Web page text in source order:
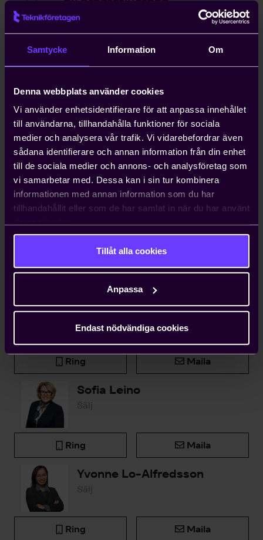
Samtycke Information Om
Denna webbplats använder cookies
Vi använder enhetsidentifierare för att anpassa innehållet
till användarna, tillhandahålla funktioner för sociala
medier och analysera vår trafik. Vi vidarebefordrar även
sådana identifierare och annan information från din enhet
till de sociala medier och annons- och analysföretag som
vi samarbetar med. Dessa kan i sin tur kombinera
informationen med annan information som du har
tillhandahållit eller som de har samlat in när du har använt
Tillåt alla cookies
Anpassa
Endast nödvändiga cookies
Kompetensförsörjning är ett växande
problem för entreprenörer, och att
anställa icke-EU-medborgare kan ta upp
Hjälp med att driva viktiga
näringspolitiska frågor
Vi bedriver påverkans- och
opinionsarbete i Sverige och EU för att
ta tillvara våra medlemmars intressen.
Genom oss har du möjlighet att påverka
beslut som du som enskilt företag i
Kontakta oss
Björn Widlert
Ring Maila
Sofia Leino
Sälj
Ring Maila
Yvonne Lo-Alfredsson
Sälj
Ring Maila